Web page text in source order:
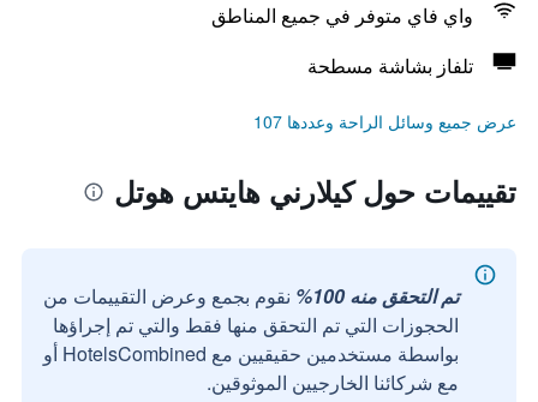
واي فاي متوفر في جميع المناطق
تلفاز بشاشة مسطحة
عرض جميع وسائل الراحة وعددها 107
تقييمات حول كيلارني هايتس هوتل
تم التحقق منه 100%
نقوم بجمع وعرض التقييمات من
الحجوزات التي تم التحقق منها فقط والتي تم إجراؤها
بواسطة مستخدمين حقيقيين مع HotelsCombined أو
مع شركائنا الخارجيين الموثوقين.